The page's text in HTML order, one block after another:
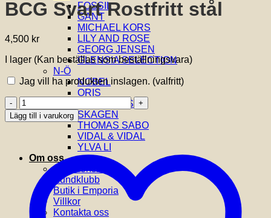
FOSSIL
GANT
MICHAEL KORS
LILY AND ROSE
GEORG JENSEN
GLENSIA SELECTION
N-Ö
NOBEL
ORIS
SIF JAKOBS
SKAGEN
THOMAS SABO
VIDAL & VIDAL
YLVA LI
Om oss
Om Glensia
Kundklubb
Butik i Emporia
Villkor
Kontakta oss
BCG Svart Rostfritt stål
4,500 kr
I lager (Kan beställas som beställningsvara)
Jag vill ha produkten inslagen. (valfritt)
GANT
PRESTIGE
-
Svart
Rostfritt
mängd
Lägg till i varukorg